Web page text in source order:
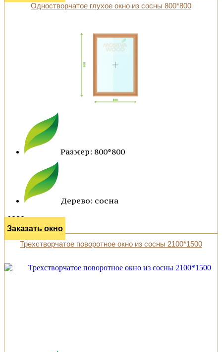
Одностворчатое глухое окно из сосны 800*800
Размер: 800*800
Дерево: сосна
6888 р.
Заказать окно
Трехстворчатое поворотное окно из сосны 2100*1500